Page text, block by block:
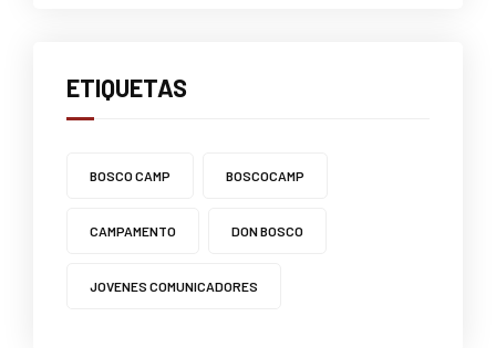
ETIQUETAS
BOSCO CAMP BOSCOCAMP
CAMPAMENTO DON BOSCO
JOVENES COMUNICADORES